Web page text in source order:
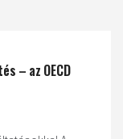
– az OECD